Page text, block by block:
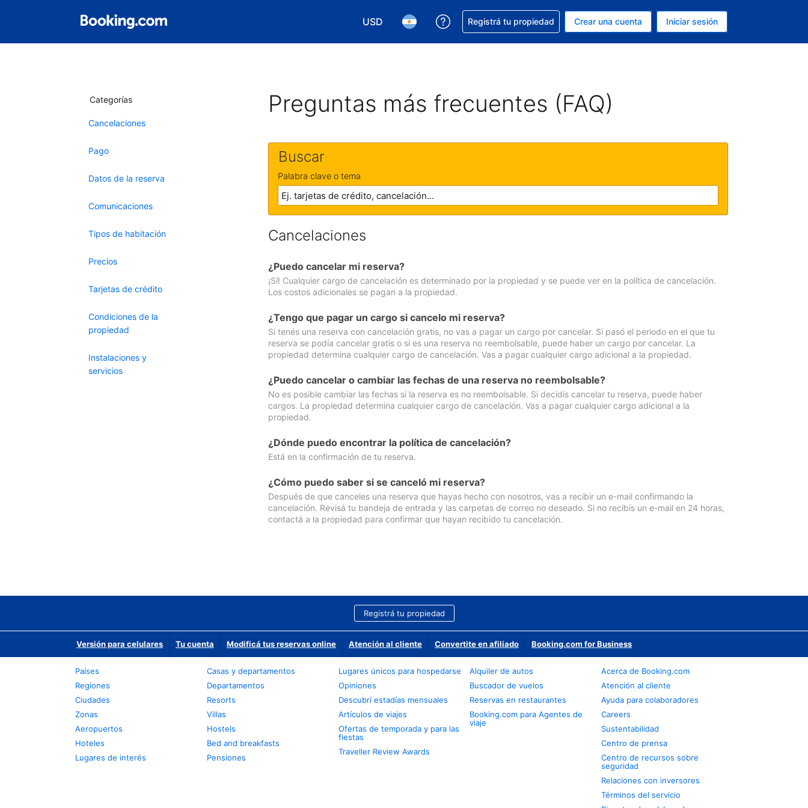
USD
Elegir la moneda. Tu moneda actual es Dólar de EEUU
Elegir el idioma. El idioma que estás usando es Español (Argentina)
Conseguí ayuda con tu reserva
Registrá tu propiedad Crear una cuenta Iniciar sesión
Categorías
Cancelaciones
Pago
Datos de la reserva
Comunicaciones
Tipos de habitación
Precios
Tarjetas de crédito
Condiciones de la
propiedad
Instalaciones y
servicios
Preguntas más frecuentes (FAQ)
Buscar
Palabra clave o tema
Cancelaciones
¿Puedo cancelar mi reserva?
¡Sí! Cualquier cargo de cancelación es determinado por la propiedad y se puede ver en la política de cancelación.
Los costos adicionales se pagan a la propiedad.
¿Tengo que pagar un cargo si cancelo mi reserva?
Si tenés una reserva con cancelación gratis, no vas a pagar un cargo por cancelar. Si pasó el periodo en el que tu
reserva se podía cancelar gratis o si es una reserva no reembolsable, puede haber un cargo por cancelar. La
propiedad determina cualquier cargo de cancelación. Vas a pagar cualquier cargo adicional a la propiedad.
¿Puedo cancelar o cambiar las fechas de una reserva no reembolsable?
No es posible cambiar las fechas si la reserva es no reembolsable. Si decidís cancelar tu reserva, puede haber
cargos. La propiedad determina cualquier cargo de cancelación. Vas a pagar cualquier cargo adicional a la
propiedad.
¿Dónde puedo encontrar la política de cancelación?
Está en la confirmación de tu reserva.
¿Cómo puedo saber si se canceló mi reserva?
Después de que canceles una reserva que hayas hecho con nosotros, vas a recibir un e-mail confirmando la
cancelación. Revisá tu bandeja de entrada y las carpetas de correo no deseado. Si no recibís un e-mail en 24 horas,
contactá a la propiedad para confirmar que hayan recibido tu cancelación.
Registrá tu propiedad
Versión para celulares Tu cuenta Modificá tus reservas online Atención al cliente Convertite en afiliado Booking.com for Business
Países
Regiones
Ciudades
Zonas
Aeropuertos
Hoteles
Lugares de interés
Casas y departamentos
Departamentos
Resorts
Villas
Hostels
Bed and breakfasts
Pensiones
Lugares únicos para hospedarse
Opiniones
Descubrí estadías mensuales
Artículos de viajes
Ofertas de temporada y para las
fiestas
Traveller Review Awards
Alquiler de autos
Buscador de vuelos
Reservas en restaurantes
Booking.com para Agentes de
viaje
Acerca de Booking.com
Atención al cliente
Ayuda para colaboradores
Careers
Sustentabilidad
Centro de prensa
Centro de recursos sobre
seguridad
Relaciones con inversores
Términos del servicio